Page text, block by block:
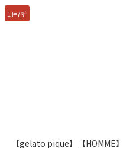
1件7折
【gelato pique】【HOMME】